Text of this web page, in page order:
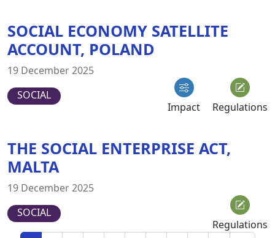
SOCIAL ECONOMY SATELLITE
ACCOUNT, POLAND
19 December 2025
SOCIAL
Impact
Regulations
THE SOCIAL ENTERPRISE ACT,
MALTA
19 December 2025
SOCIAL
Regulations